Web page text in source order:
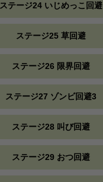
ステージ24 いじめっこ回避
ステージ25 草回避
ステージ26 限界回避
ステージ27 ゾンビ回避3
ステージ28 叫び回避
ステージ29 おつ回避